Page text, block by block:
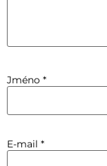
Jméno *
E-mail *